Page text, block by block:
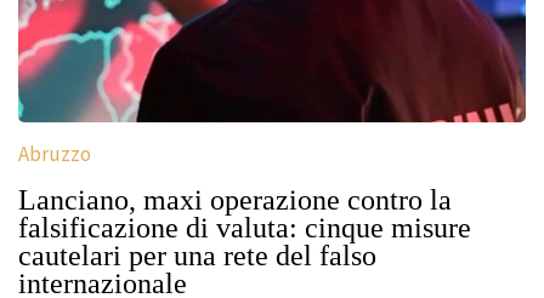
Abruzzo
Lanciano, maxi operazione contro la
falsificazione di valuta: cinque misure
cautelari per una rete del falso
internazionale